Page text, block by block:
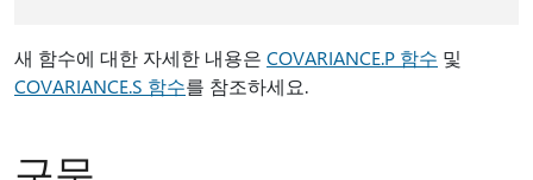
새 함수에 대한 자세한 내용은 COVARIANCE.P 함수 및
COVARIANCE.S 함수를 참조하세요.